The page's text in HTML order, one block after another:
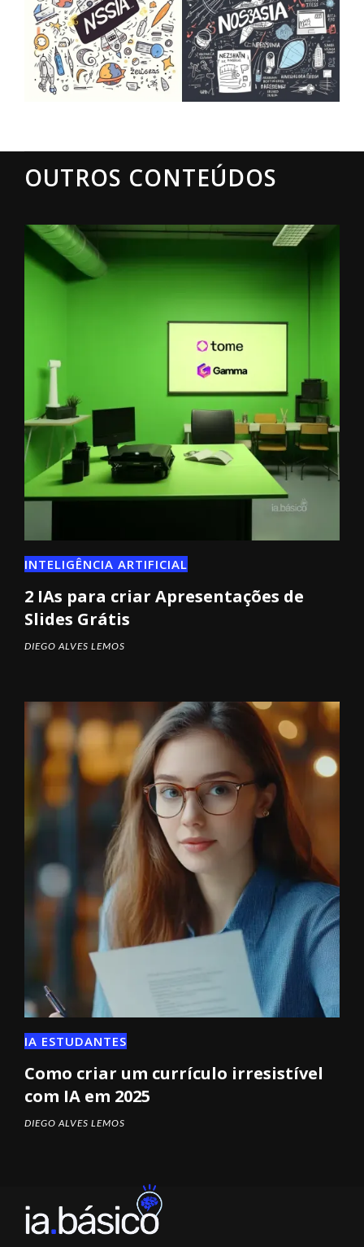
OUTROS CONTEÚDOS
INTELIGÊNCIA ARTIFICIAL
2 IAs para criar Apresentações de
Slides Grátis
DIEGO ALVES LEMOS
IA ESTUDANTES
Como criar um currículo irresistível
com IA em 2025
DIEGO ALVES LEMOS